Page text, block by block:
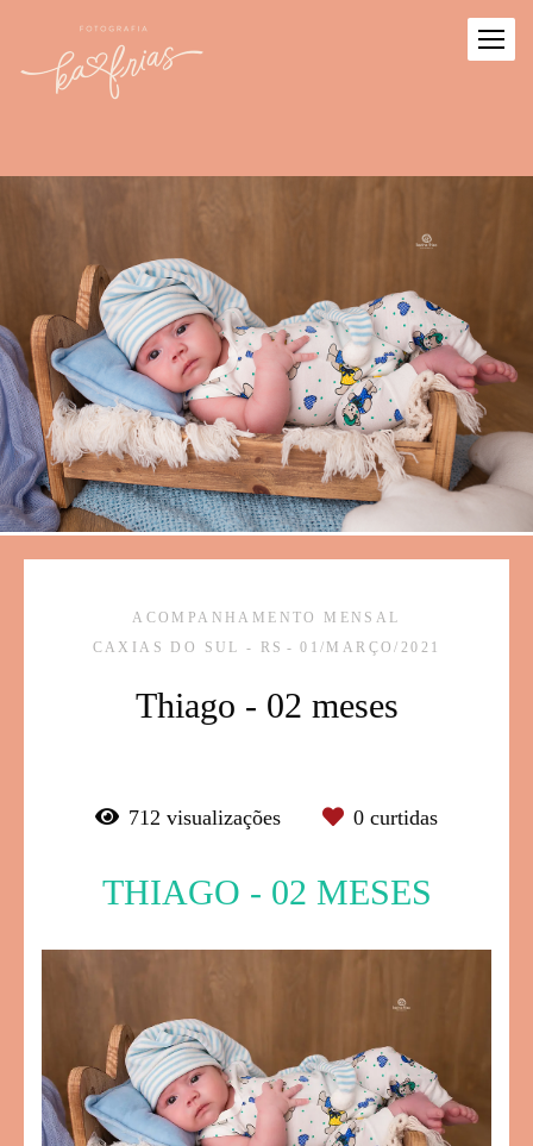
ACOMPANHAMENTO MENSAL
CAXIAS DO SUL - RS
01/MARÇO/2021
Thiago - 02 meses
712 visualizações 0 curtidas
THIAGO - 02 MESES